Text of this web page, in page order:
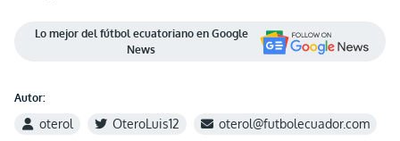
Lo mejor del fútbol ecuatoriano en Google
News
Autor:
oterol OteroLuis12 oterol@futbolecuador.com